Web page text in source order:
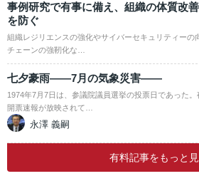
事例研究で有事に備え、組織の体質改
を防ぐ
組織レジリエンスの強化やサイバーセキュリティーの
チェーンの強靭化な…
七夕豪雨――7月の気象災害――
1974年7月7日は、参議院議員選挙の投票日であった
開票速報が放映されて…
永澤 義嗣
有料記事をもっと